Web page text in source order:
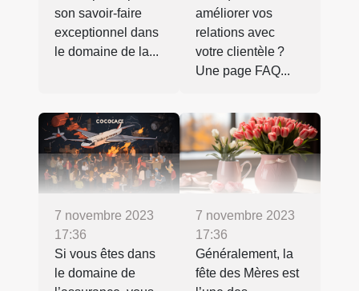
son savoir-faire
exceptionnel dans
le domaine de la...
améliorer vos
relations avec
votre clientèle ?
Une page FAQ...
7 novembre 2023
17:36
Si vous êtes dans
le domaine de
7 novembre 2023
17:36
Généralement, la
fête des Mères est